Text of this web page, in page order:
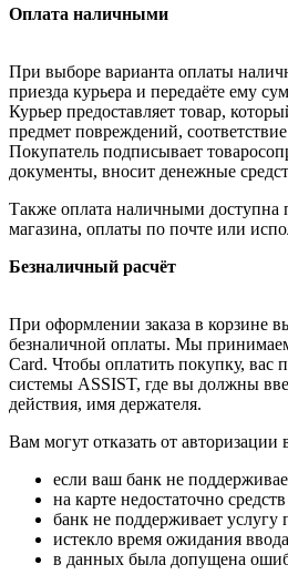
Оплата наличными
При выборе варианта оплаты
приезда курьера и передаёте ему
Курьер предоставляет товар,
предмет повреждений,
Покупатель подписывает
документы, вносит денежные
Также оплата наличными доступна
магазина, оплаты по почте или
Безналичный расчёт
При оформлении заказа в корзине
безналичной оплаты. Мы
Card. Чтобы оплатить покупку, вас
системы ASSIST, где вы должны
действия, имя держателя.
Вам могут отказать от авторизации
если ваш банк не
на карте недостаточно
банк не поддерживает услугу
истекло время ожидания
в данных была допущена